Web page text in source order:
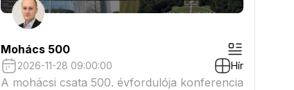
Mohács 500
2026-11-28 09:00:00 Hír
A mohácsi csata 500. évfordulója konferencia